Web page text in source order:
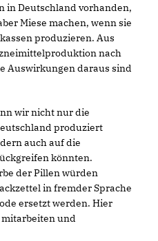
in Deutschland vorhanden,
Miese machen, wenn sie
produzieren. Aus
nach
Auswirkungen daraus sind
wir nicht nur die
produziert
auch auf die
könnten.
der Pillen würden
in fremder Sprache
ersetzt werden. Hier
und